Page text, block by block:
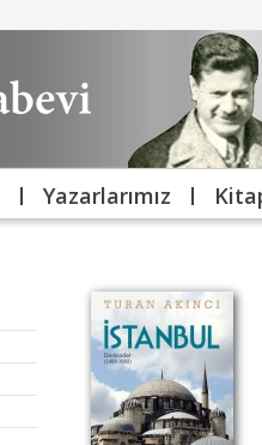
Yazarlarımız